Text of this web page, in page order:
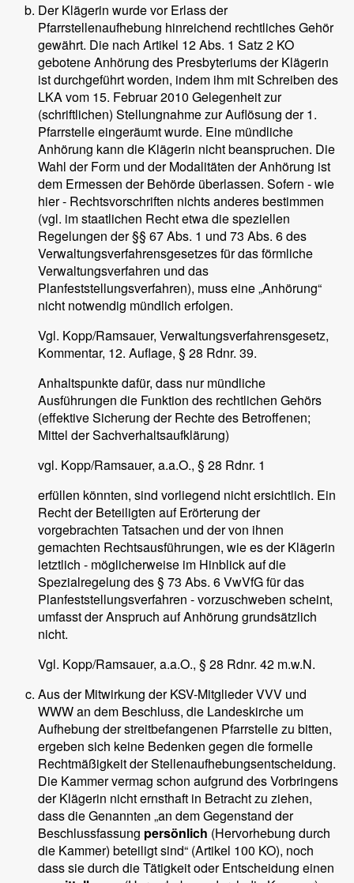
Der Klägerin wurde vor Erlass der
Pfarrstellenaufhebung hinreichend rechtliches Gehör
gewährt. Die nach Artikel 12 Abs. 1 Satz 2 KO
gebotene Anhörung des Presbyteriums der Klägerin
ist durchgeführt worden, indem ihm mit Schreiben des
LKA vom 15. Februar 2010 Gelegenheit zur
(schriftlichen) Stellungnahme zur Auflösung der 1.
Pfarrstelle eingeräumt wurde. Eine mündliche
Anhörung kann die Klägerin nicht beanspruchen. Die
Wahl der Form und der Modalitäten der Anhörung ist
dem Ermessen der Behörde überlassen. Sofern - wie
hier - Rechtsvorschriften nichts anderes bestimmen
(vgl. im staatlichen Recht etwa die speziellen
Regelungen der §§ 67 Abs. 1 und 73 Abs. 6 des
Verwaltungsverfahrensgesetzes für das förmliche
Verwaltungsverfahren und das
Planfeststellungsverfahren), muss eine „Anhörung“
nicht notwendig mündlich erfolgen.
Vgl. Kopp/Ramsauer, Verwaltungsverfahrensgesetz,
Kommentar, 12. Auflage, § 28 Rdnr. 39.
Anhaltspunkte dafür, dass nur mündliche
Ausführungen die Funktion des rechtlichen Gehörs
(effektive Sicherung der Rechte des Betroffenen;
Mittel der Sachverhaltsaufklärung)
vgl. Kopp/Ramsauer, a.a.O., § 28 Rdnr. 1
erfüllen könnten, sind vorliegend nicht ersichtlich. Ein
Recht der Beteiligten auf Erörterung der
vorgebrachten Tatsachen und der von ihnen
gemachten Rechtsausführungen, wie es der Klägerin
letztlich - möglicherweise im Hinblick auf die
Spezialregelung des § 73 Abs. 6 VwVfG für das
Planfeststellungsverfahren - vorzuschweben scheint,
umfasst der Anspruch auf Anhörung grundsätzlich
nicht.
Vgl. Kopp/Ramsauer, a.a.O., § 28 Rdnr. 42 m.w.N.
Aus der Mitwirkung der KSV-Mitglieder VVV und
WWW an dem Beschluss, die Landeskirche um
Aufhebung der streitbefangenen Pfarrstelle zu bitten,
ergeben sich keine Bedenken gegen die formelle
Rechtmäßigkeit der Stellenaufhebungsentscheidung.
Die Kammer vermag schon aufgrund des Vorbringens
der Klägerin nicht ernsthaft in Betracht zu ziehen,
dass die Genannten „an dem Gegenstand der
Beschlussfassung persönlich (Hervorhebung durch
die Kammer) beteiligt sind“ (Artikel 100 KO), noch
dass sie durch die Tätigkeit oder Entscheidung einen